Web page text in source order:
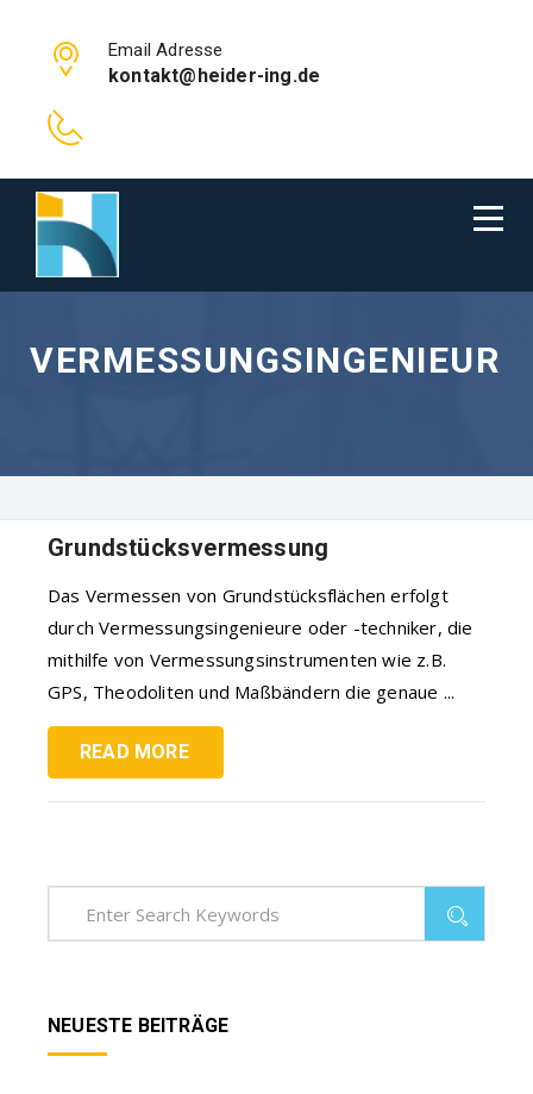
Email Adresse
kontakt@heider-ing.de
VERMESSUNGSINGENIEUR
Grundstücksvermessung
Das Vermessen von Grundstücksflächen erfolgt
durch Vermessungsingenieure oder -techniker, die
mithilfe von Vermessungsinstrumenten wie z.B.
GPS, Theodoliten und Maßbändern die genaue ...
READ MORE
NEUESTE BEITRÄGE